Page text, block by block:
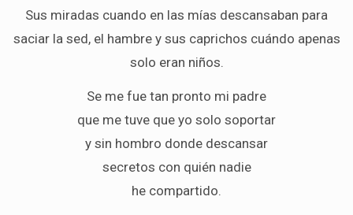
Sus miradas cuando en las mías descansaban para
saciar la sed, el hambre y sus caprichos cuándo apenas
solo eran niños.
Se me fue tan pronto mi padre
que me tuve que yo solo soportar
y sin hombro donde descansar
secretos con quién nadie
he compartido.